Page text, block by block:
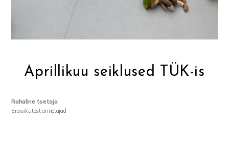
Aprillikuu seiklused TÜK-is
Rahaline toetaja
Eraisikutest annetajad